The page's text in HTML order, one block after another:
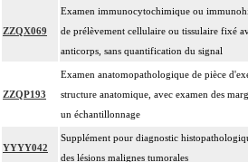
ZZQX069
Examen immunocytochimique ou
de prélèvement cellulaire ou tissulaire fixé
anticorps, sans quantification du signal
ZZQP193
Examen anatomopathologique de pièce
structure anatomique, avec examen des
un échantillonnage
YYYY042
Supplément pour diagnostic
des lésions malignes tumorales